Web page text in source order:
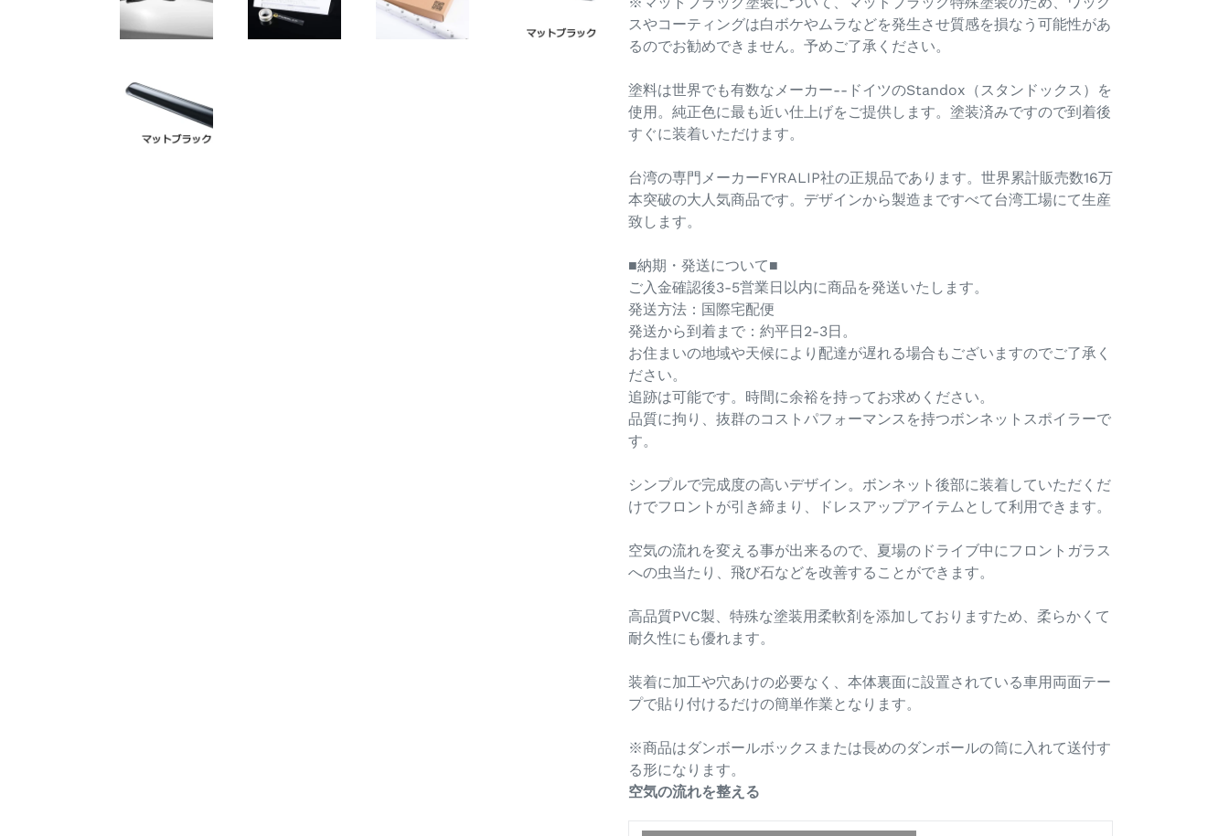
スやコーティングは白ボケやムラなどを発生させ質感を損なう可能性があ
るのでお勧めできません。予めご了承ください。
塗料は世界でも有数なメーカー--ドイツのStandox（スタンドックス）を
使用。純正色に最も近い仕上げをご提供します。塗装済みですので到着後
すぐに装着いただけます。
台湾の専門メーカーFYRALIP社の正規品であります。世界累計販売数16万
本突破の大人気商品です。デザインから製造まですべて台湾工場にて生産
致します。
■納期・発送について■
ご入金確認後3-5営業日以内に商品を発送いたします。
発送方法：国際宅配便
発送から到着まで：約平日2-3日。
お住まいの地域や天候により配達が遅れる場合もございますのでご了承く
ださい。
追跡は可能です。時間に余裕を持ってお求めください。
品質に拘り、抜群のコストパフォーマンスを持つボンネットスポイラーで
す。
シンプルで完成度の高いデザイン。ボンネット後部に装着していただくだ
けでフロントが引き締まり、ドレスアップアイテムとして利用できます。
空気の流れを変える事が出来るので、夏場のドライブ中にフロントガラス
への虫当たり、飛び石などを改善することができます。
高品質PVC製、特殊な塗装用柔軟剤を添加しておりますため、柔らかくて
耐久性にも優れます。
装着に加工や穴あけの必要なく、本体裏面に設置されている車用両面テー
プで貼り付けるだけの簡単作業となります。
※商品はダンボールボックスまたは長めのダンボールの筒に入れて送付す
る形になります。
空気の流れを整える